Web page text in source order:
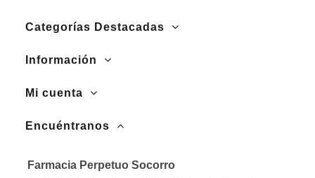
Categorías Destacadas
Información
Mi cuenta
Encuéntranos
Farmacia Perpetuo Socorro